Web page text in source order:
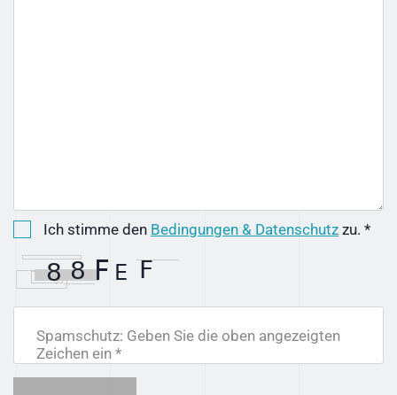
Ich stimme den Bedingungen & Datenschutz zu. *
Spamschutz: Geben Sie die oben angezeigten
Zeichen ein *